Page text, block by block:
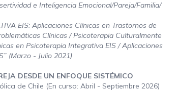
e Inteligencia Emocional/Pareja/Familia/
EIS: Aplicaciones Clínicas en Trastornos de
Clínicas / Psicoterapia Culturalmente
en Psicoterapia Integrativa EIS / Aplicaciones
(Marzo - Julio 2021)
DESDE UN ENFOQUE SISTÉMICO
de Chile (En curso: Abril - Septiembre 2026)